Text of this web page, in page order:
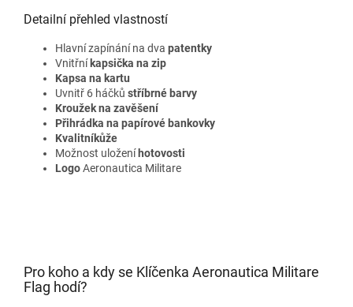
Detailní přehled vlastností
Hlavní zapínání na dva patentky
Vnitřní kapsička na zip
Kapsa na kartu
Uvnitř 6 háčků stříbrné barvy
Kroužek na zavěšení
Přihrádka na papírové bankovky
Kvalitníkůže
Možnost uložení hotovosti
LogoAeronautica Militare
Pro koho a kdy se Klíčenka Aeronautica Militare
Flag hodí?